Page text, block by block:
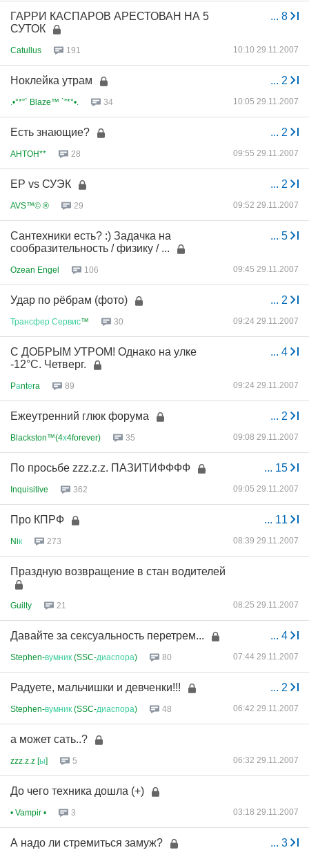
... 8
ГАРРИ КАСПАРОВ АРЕСТОВАН НА 5
СУТОК
Catullus 191 10:10 29.11.2007
... 2
Ноклейка утрам
.•°*”` Blaze™ `”*°•. 34 10:05 29.11.2007
... 2
Есть знающие?
AHTOH** 28 09:55 29.11.2007
... 2
ЕР vs СУЭК
AVS™© ® 29 09:52 29.11.2007
... 5
Сантехники есть? :) Задачка на
сообразительность / физику / ...
Ozean Engel 106 09:45 29.11.2007
... 2
Удар по рёбрам (фото)
Трансфер Сервис™ 30 09:24 29.11.2007
... 4
С ДОБРЫМ УТРОМ! Однако на улке
-12°C. Четверг.
Pаntеra 89 09:24 29.11.2007
... 2
Ежеутренний глюк форума
Blackston™(4х4forever) 35 09:08 29.11.2007
... 15
По просьбе zzz.z.z. ПАЗИТИФФФФ
Inquisitive 362 09:05 29.11.2007
... 11
Про КПРФ
Niк 273 08:39 29.11.2007
Праздную возвращение в стан водителей
Guilty 21 08:25 29.11.2007
... 4
Давайте за сексуальность перетрем...
Stephen-вумник (SSC-диаспора) 80 07:44 29.11.2007
... 2
Радуете, мальчишки и девченки!!!
Stephen-вумник (SSC-диаспора) 48 06:42 29.11.2007
а может сать..?
zzz.z.z [ы] 5 06:32 29.11.2007
До чего техника дошла (+)
• Vampir • 3 03:18 29.11.2007
... 3
А надо ли стремиться замуж?